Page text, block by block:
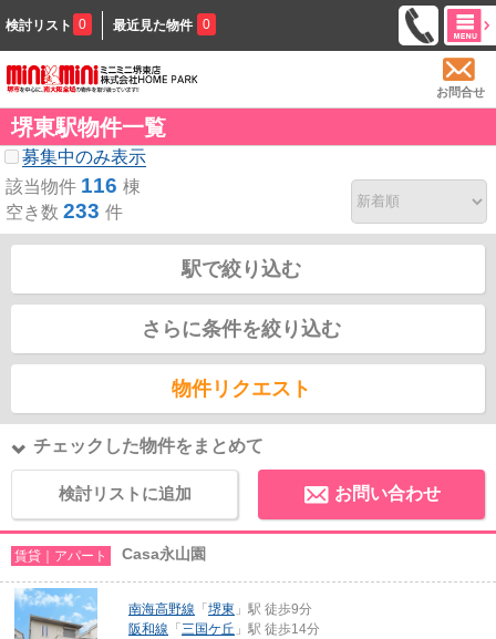
検討リスト 0 最近見た物件 0
お問合せ
堺東駅物件一覧
募集中のみ表示
該当物件 116 棟
空き数 233 件
駅で絞り込む
さらに条件を絞り込む
物件リクエスト
チェックした物件をまとめて
検討リストに追加 お問い合わせ
賃貸｜アパート Casa永山園
南海高野線 「 堺東 」駅 徒歩9分
阪和線 「 三国ケ丘 」駅 徒歩14分